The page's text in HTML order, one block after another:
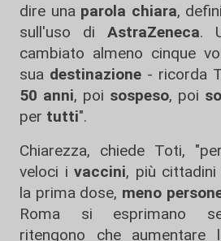
dire una parola chiara,
sull'uso di AstraZeneca.
cambiato almeno cinque
sua destinazione- ricorda
50 anni, poi sospeso, poi
per tutti".
Chiarezza, chiede Toti,
veloci ivaccini, più
la prima dose, meno
Roma si esprimano
ritengono che aumentare